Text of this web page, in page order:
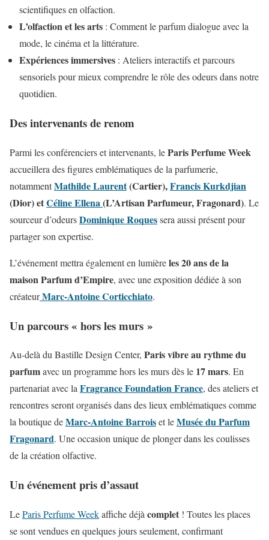
scientifiques en olfaction.
L’olfaction et les arts : Comment le parfum dialogue avec la
mode, le cinéma et la littérature.
Expériences immersives : Ateliers interactifs et parcours
sensoriels pour mieux comprendre le rôle des odeurs dans notre
quotidien.
Des intervenants de renom
Parmi les conférenciers et intervenants, leParis Perfume Week
accueillera des figures emblématiques de la parfumerie,
notammentMathilde Laurent(Cartier),Francis Kurkdjian
(Dior) etCéline Ellena(L’Artisan Parfumeur, Fragonard). Le
sourceur d’odeursDominique Roquessera aussi présent pour
partager son expertise.
L’événement mettra également en lumièreles 20 ans de la
maison Parfum d’Empire, avec une exposition dédiée à son
créateurMarc-Antoine Corticchiato.
Un parcours « hors les murs »
Au-delà du Bastille Design Center, Paris vibre au rythme du
parfumavec un programme hors les murs dès le 17 mars. En
partenariat avec laFragrance Foundation France, des ateliers et
rencontres seront organisés dans des lieux emblématiques comme
la boutique deMarc-Antoine Barroiset leMusée du Parfum
Fragonard. Une occasion unique de plonger dans les coulisses
de la création olfactive.
Un événement pris d’assaut
LeParis Perfume Weekaffiche déjà complet ! Toutes les places
se sont vendues en quelques jours seulement, confirmant